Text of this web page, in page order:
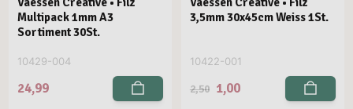
Multipack 1mm A3
Sortiment 30St.
10429-004
24,99
3,5mm 30x45cm Weiss 1St.
10422-001
2,50 1,00